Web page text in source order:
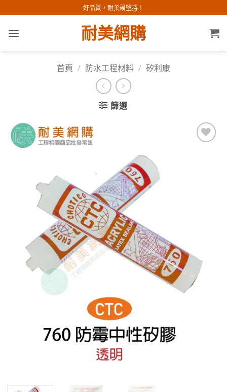
to
content
好品質，耐美最堅持！
耐美網購
首頁 / 防水工程材料 / 矽利康
篩選